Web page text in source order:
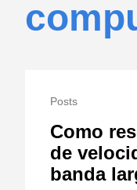
Posts
Como
de
banda